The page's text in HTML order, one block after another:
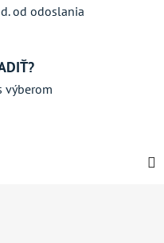
od odoslania
výberom